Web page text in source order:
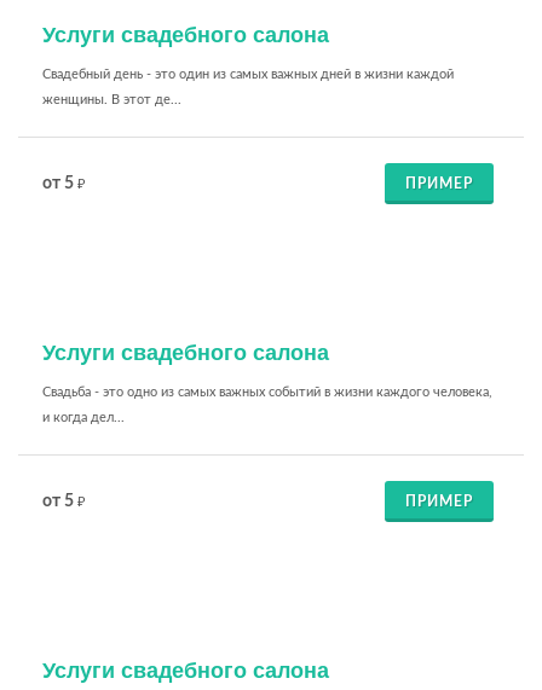
Услуги свадебного салона
Свадебный день - это один из самых важных дней в жизни каждой
женщины. В этот де...
от 5 ₽ ПРИМЕР
Услуги свадебного салона
Свадьба - это одно из самых важных событий в жизни каждого человека,
и когда дел...
от 5 ₽ ПРИМЕР
Услуги свадебного салона